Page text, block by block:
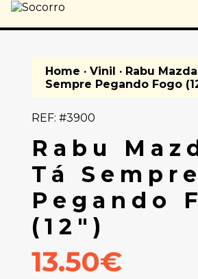
Home · Vinil · Rabu
Sempre Pegando Fogo
REF: #3900
Rabu
Tá Sempre
Pegando
(12")
13.50€